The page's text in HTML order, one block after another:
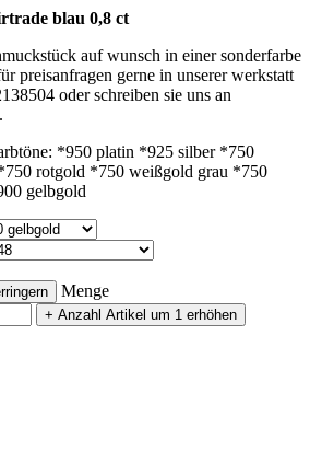
blau 0,8 ct
auf wunsch in einer sonderfarbe
preisanfragen gerne in unserer werkstatt
oder schreiben sie uns an
.
*950 platin *925 silber *750
rotgold *750 weißgold grau *750
gelbgold
Menge
+ Anzahl Artikel um 1 erhöhen